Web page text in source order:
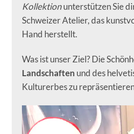
Kollektionunterstützen Sie
Schweizer Atelier, das
Hand herstellt.
Was ist unser Ziel? Die
Landschaften und des
Kulturerbes zu